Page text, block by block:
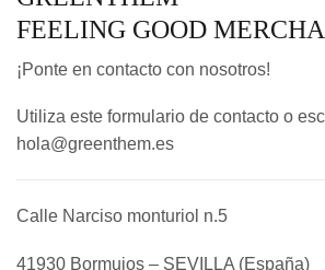
FEELING GOOD
¡Ponte en contacto con nosotros!
Utiliza este formulario de contacto o
hola@greenthem.es
Calle Narciso monturiol n.5
41930 Bormujos – SEVILLA (España)